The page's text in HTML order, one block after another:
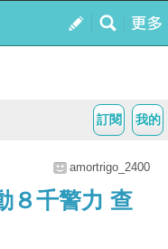
我的
訂閱
amortrigo_2400
８千警力 查